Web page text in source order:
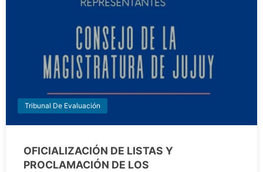
Tribunal De Evaluación
OFICIALIZACIÓN DE LISTAS Y
PROCLAMACIÓN DE LOS